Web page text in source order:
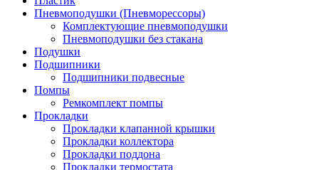
Пневмоподушки (Пневморессоры)
Комплектующие пневмоподушки
Пневмоподушки без стакана
Подушки
Подшипники
Подшипники подвесные
Помпы
Ремкомплект помпы
Прокладки
Прокладки клапанной крышки
Прокладки коллектора
Прокладки поддона
Прокладки термостата